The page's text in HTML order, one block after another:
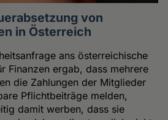
von
in Österreich
ans österreichische
Finanzen ergab, dass mehrere
die Zahlungen der Mitglieder
Pflichtbeiträge melden,
damit werben, dass sie